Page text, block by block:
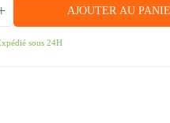
AJOUTER AU
sous 24H